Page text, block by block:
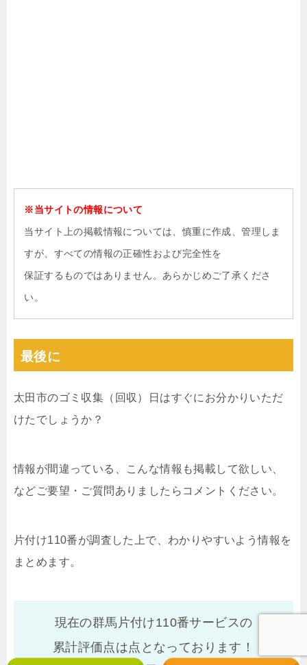
※当サイトの情報について
当サイト上の掲載情報については、慎重に作成、管理しま
すが、すべての情報の正確性および完全性を
保証するものではありません。あらかじめご了承くださ
い。
最後に
太田市のゴミ収集（回収）日はすぐにお分かりいただ
けたでしょうか？
情報が間違っている、こんな情報も掲載して欲しい、
などご要望・ご質問ありましたらコメントください。
片付け110番が調査した上で、わかりやすいよう情報を
まとめます。
現在の群馬片付け110番サービスの
累計評価点は点となっております！